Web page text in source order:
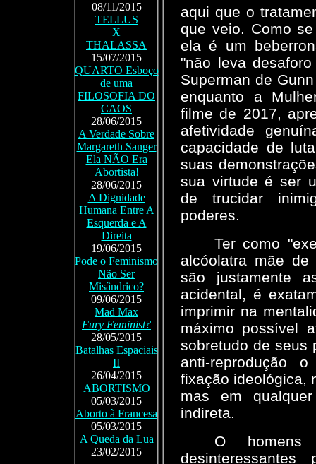
08/11/2015
TELLUS
X
THALASSA
15/07/2015
QUARTO Esboço
de uma
FILOSOFIA DO
CAOS
28/06/2015
A Verdade Sobre
Margareth Sanger
Ela NÃO Era
Abortista!
28/06/2015
A Dignidade
Humana Entre A
Esquerda e A
Direita
19/06/2015
Pode o Feminismo
Não Ser
Misândrico?
09/06/2015
Mad Max
Fury Feminist?
28/05/2015
Batalhas Espaciais
II
26/04/2015
ABORTISMO
05/03/2015
Aborto à Francesa
05/03/2015
A Queda da Lua
23/02/2015
aqui que o
que veio. Como
ela é um
"não leva
Superman de
enquanto a
filme de 2017,
afetividade
capacidade de
suas
sua virtude é ser
de trucidar
poderes.
Ter como
alcóolatra mãe
são justamente
acidental, é
imprimir na
máximo possível
sobretudo de seus
anti-reprodução
fixação ideológica,
mas em
indireta.
O homens